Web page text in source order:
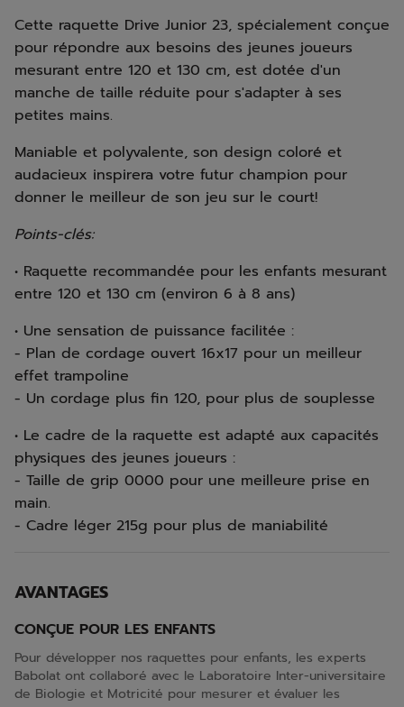
Cette raquette Drive Junior 23, spécialement conçue
pour répondre aux besoins des jeunes joueurs
mesurant entre 120 et 130 cm, est dotée d'un
manche de taille réduite pour s'adapter à ses
petites mains.
Maniable et polyvalente, son design coloré et
audacieux inspirera votre futur champion pour
donner le meilleur de son jeu sur le court!
Points-clés:
• Raquette recommandée pour les enfants mesurant
entre 120 et 130 cm (environ 6 à 8 ans)
• Une sensation de puissance facilitée :
- Plan de cordage ouvert 16x17 pour un meilleur
effet trampoline
- Un cordage plus fin 120, pour plus de souplesse
• Le cadre de la raquette est adapté aux capacités
physiques des jeunes joueurs :
- Taille de grip 0000 pour une meilleure prise en
main.
- Cadre léger 215g pour plus de maniabilité
AVANTAGES
CONÇUE POUR LES ENFANTS
Pour développer nos raquettes pour enfants, les experts
Babolat ont collaboré avec le Laboratoire Inter-universitaire
de Biologie et Motricité pour mesurer et évaluer les